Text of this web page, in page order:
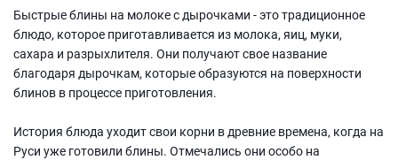
Быстрые блины на молоке с дырочками - это традиционное
блюдо, которое приготавливается из молока, яиц, муки,
сахара и разрыхлителя. Они получают свое название
благодаря дырочкам, которые образуются на поверхности
блинов в процессе приготовления.
История блюда уходит свои корни в древние времена, когда на
Руси уже готовили блины. Отмечались они особо на